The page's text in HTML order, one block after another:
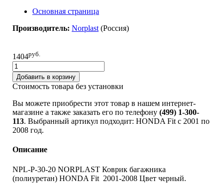
Основная страница
Производитель: Norplast (Pоссия)
1404руб.
Добавить в корзину
Стоимость товара без установки
Вы можете приобрести этот товар в нашем интернет-
магазине а также заказать его по телефону (499) 1-300-
113. Выбранный артикул подходит: HONDA Fit c 2001 по
2008 год.
Описание
NPL-P-30-20 NORPLAST Коврик багажника
(полиуретан) HONDA Fit 2001-2008 Цвет черный.